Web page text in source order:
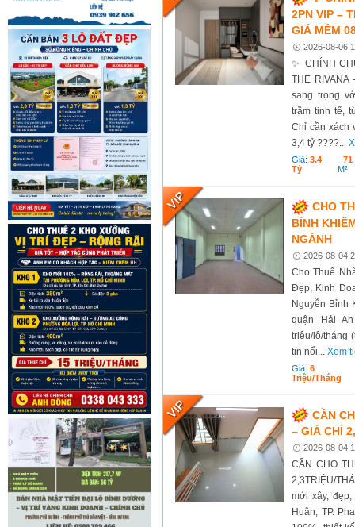
2PN VIP –
GIÁ MỀM
2026-08-06
✨ CHÍNH
THE
sang trọng
trầm tinh tế,
Chỉ cần xách
3,4 tỷ ????...
Giá:3.4
Tỷ
-71
M²
CHO
BỈNH
NGÀNH
2026-08-04
Cho Thuê
Đẹp, Kinh
Nguyễn Bỉnh
quận Hải
triệu/lô/tháng
tin nổi...Xem
Giá:6
Triệu/tháng
CẦN
– GIÁ CHỈ
2026-08-04
CẦN CHO
2,3TRIỆU/
mới xây,
Huân, TP.